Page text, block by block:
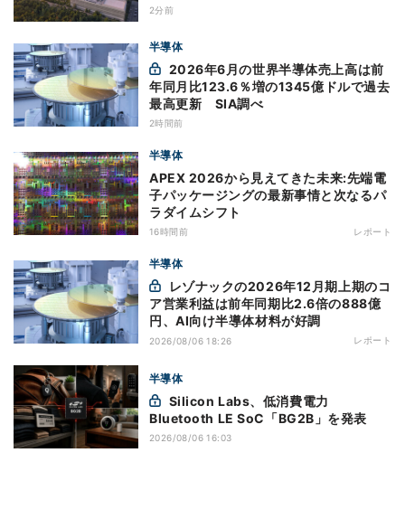
2分前
半導体
年同月比123.6％増の1345億ドルで過去
最高更新 SIA調べ
2時間前
半導体
APEX 2026から見えてきた未来:先端電
子パッケージングの最新事情と次なるパ
ラダイムシフト
16時間前 レポート
半導体
ア営業利益は前年同期比2.6倍の888億
円、AI向け半導体材料が好調
2026/08/06 18:26 レポート
半導体
Bluetooth LE SoC「BG2B」を発表
2026/08/06 16:03